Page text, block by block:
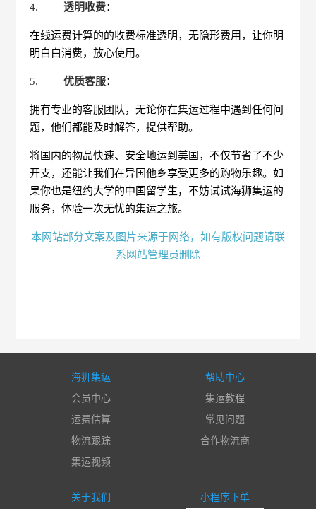
4.透明收费：
在线运费计算的的收费标准透明，无隐形费用，让你明
明白白消费，放心使用。
5.优质客服：
拥有专业的客服团队，无论你在集运过程中遇到任何问
题，他们都能及时解答，提供帮助。
将国内的物品快速、安全地运到美国，不仅节省了不少
开支，还能让我们在异国他乡享受更多的购物乐趣。如
果你也是纽约大学的中国留学生，不妨试试海狮集运的
服务，体验一次无忧的集运之旅。
本网站部分文案及图片来源于网络，如有版权问题请联
系网站管理员删除
海狮集运
会员中心
运费估算
物流跟踪
集运视频
帮助中心
集运教程
常见问题
合作物流商
关于我们
小程序下单